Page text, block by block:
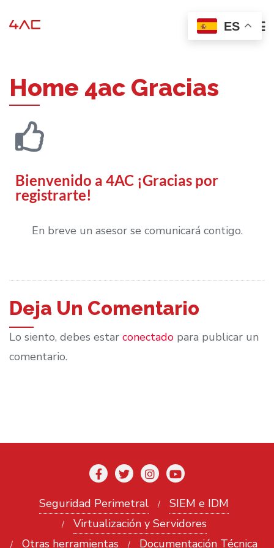
Home 4ac Gracias
Bienvenido a 4AC ¡Gracias por
registrarte!
En breve un asesor se comunicará contigo.
Deja Un Comentario
Lo siento, debes estar conectado para publicar un
comentario.
Seguridad Perimetral
SIEM e IDM
Virtualización y Servidores
Otras herramientas
Documentación Técnica
ES